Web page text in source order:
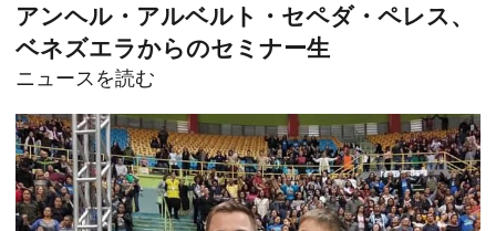
アンヘル・アルベルト・セペダ・ペレス、
ベネズエラからのセミナー生
ニュースを読む